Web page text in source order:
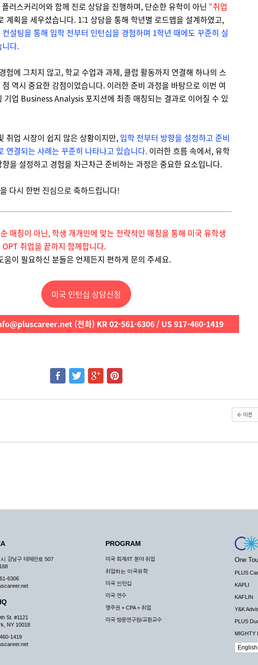
러스커리어와 함께 진로 상담을 진행하며, 단순한 유학이 아닌 “취업
계획을 세우셨습니다. 1:1 상담을 통해 학년별 로드맵을 설계하였고,
설팅을 통해 입학 전부터 인턴십을 경험하며 1학년 때에도 꾸준히 실
니다.
험에 그치지 않고, 학교 수업과 과제, 클럽 활동까지 연결해 하나의 스
역시 중요한 강점이었습니다. 이러한 준비 과정을 바탕으로 이번 여
기업 Business Analysis 포지션에 최종 매칭되는 결과로 이어질 수 있
취업 시장이 쉽지 않은 상황이지만, 입학 전부터 방향을 설정하고 준비
연결되는 사례는 꾸준히 나타나고 있습니다. 이러한 흐름 속에서, 유학
을 설정하고 경험을 차근차근 준비하는 과정은 중요한 요소입니다.
다시 한번 진심으로 축하드립니다!
매칭이 아닌, 학생 개개인에 맞는 전략적인 매칭을 통해 미국 유학생
취업을 끝까지 함께합니다.
움이 필요하신 분들은 언제든지 편하게 문의 주세요.
미국 인턴십 상담신청
(전화) KR 02-561-6306 / US 917-460-1419
이전
강남구 테헤란로 507
6306
St. #1121
NY 10018
1419
PROGRAM
미국 회계/IT 분야 취업
취업하는 미국유학
미국 인턴십
미국 연수
영주권 + CPA + 취업
미국 방문연구원/교환교수
One
PLUS
KAPLI
KAFLIN
Y&K
PLUS
MIGHTY
English